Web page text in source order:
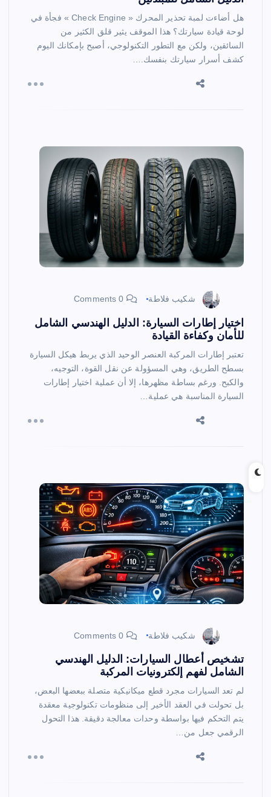
هل أضاءت لمبة تحذير المحرك « Check Engine » فجأة في
لوحة قيادة سيارتك؟ هذا الموقف يثير قلق الكثير من
السائقين، ولكن مع التطور التكنولوجي، أصبح بإمكانك اليوم
كشف أسرار سيارتك بنفسك.…
شكيب فلاطة
اختيار إطارات السيارة: الدليل الهندسي الشامل
للأمان وكفاءة القيادة
تعتبر إطارات المركبة العنصر الوحيد الذي يربط هيكل السيارة
بسطح الطريق، وهي المسؤولة عن نقل القوة، التوجيه،
والكبح. ورغم بساطة مظهرها، إلا أن عملية اختيار إطارات
السيارة المناسبة هي عملية…
شكيب فلاطة
تشخيص أعطال السيارات: الدليل الهندسي
الشامل لفهم إلكترونيات المركبة
لم تعد السيارات مجرد قطع ميكانيكية متصلة ببعضها البعض،
بل تحولت في العقد الأخير إلى منظومات تكنولوجية معقدة
يتم التحكم فيها بواسطة وحدات معالجة دقيقة. هذا التحول
الرقمي جعل من…